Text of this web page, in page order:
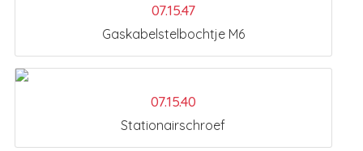
07.15.47
Gaskabelstelbochtje M6
07.15.40
Stationairschroef